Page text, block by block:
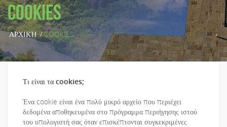
Cookies
ΑΡΧΙΚΉ/COOKIES
Τι είναι τα cookies;
Ένα cookie είναι ένα πολύ μικρό αρχείο που περιέχει
δεδομένα αποθηκευμένα στο πρόγραμμα περιήγησης ιστού
του υπολογιστή σας όταν επισκέπτονται συγκεκριμένες